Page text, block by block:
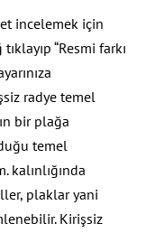
incelemek için
“Resmi farkı
radye temel
bir plağa
temel
kalınlığında
plaklar yani
Kirişsiz